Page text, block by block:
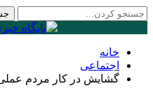
خانه
اجتماعی
گشایش در کار مردم